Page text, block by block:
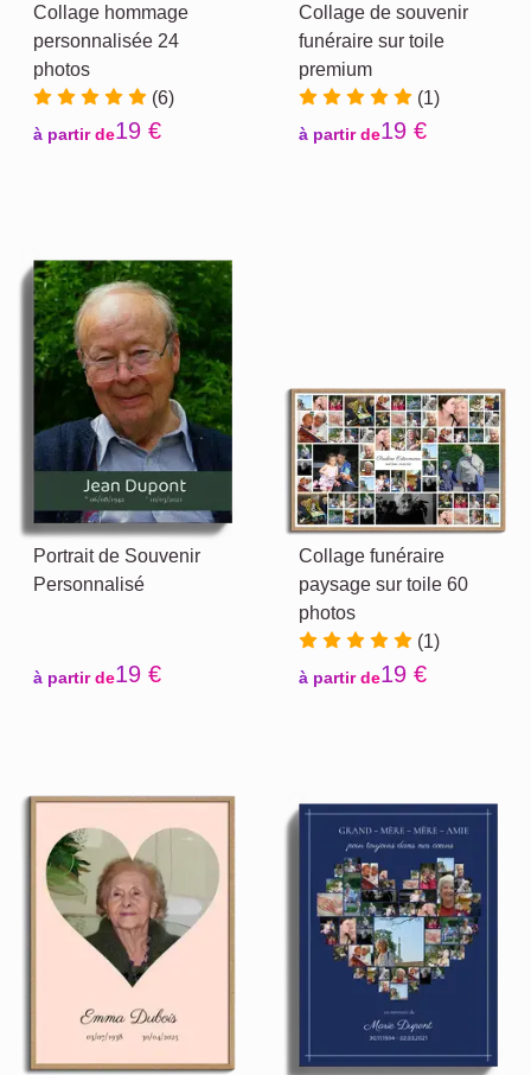
Collage hommage
personnalisée 24
photos
(6)
à partir de19 €
Collage de souvenir
funéraire sur toile
premium
(1)
à partir de19 €
Portrait de Souvenir
Personnalisé
à partir de19 €
Collage funéraire
paysage sur toile 60
photos
(1)
à partir de19 €